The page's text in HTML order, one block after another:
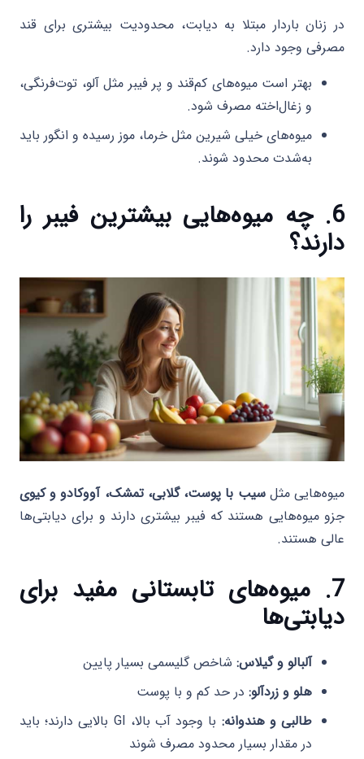
در زنان باردار مبتلا به دیابت، محدودیت بیشتری برای قند
مصرفی وجود دارد.
بهتر است میوه‌های کم‌قند و پر فیبر مثل آلو، توت‌فرنگی،
و زغال‌اخته مصرف شود.
میوه‌های خیلی شیرین مثل خرما، موز رسیده و انگور باید
به‌شدت محدود شوند.
6. چه میوه‌هایی بیشترین فیبر را
دارند؟
میوه‌هایی مثلسیب با پوست، گلابی، تمشک، آووکادو و کیوی
جزو میوه‌هایی هستند که فیبر بیشتری دارند و برای دیابتی‌ها
عالی هستند.
7. میوه‌های تابستانی مفید برای
دیابتی‌ها
آلبالو و گیلاس: شاخص گلیسمی بسیار پایین
هلو و زردآلو: در حد کم و با پوست
طالبی و هندوانه:
با وجود آب بالا، GI بالایی دارند؛ باید
در مقدار بسیار محدود مصرف شوند